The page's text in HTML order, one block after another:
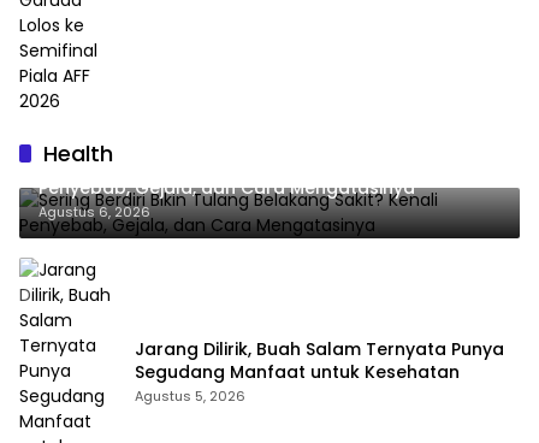
Health
Sering Berdiri Bikin Tulang Belakang Sakit? Kenali
Penyebab, Gejala, dan Cara Mengatasinya
Agustus 6, 2026
Jarang Dilirik, Buah Salam Ternyata Punya
Segudang Manfaat untuk Kesehatan
Agustus 5, 2026